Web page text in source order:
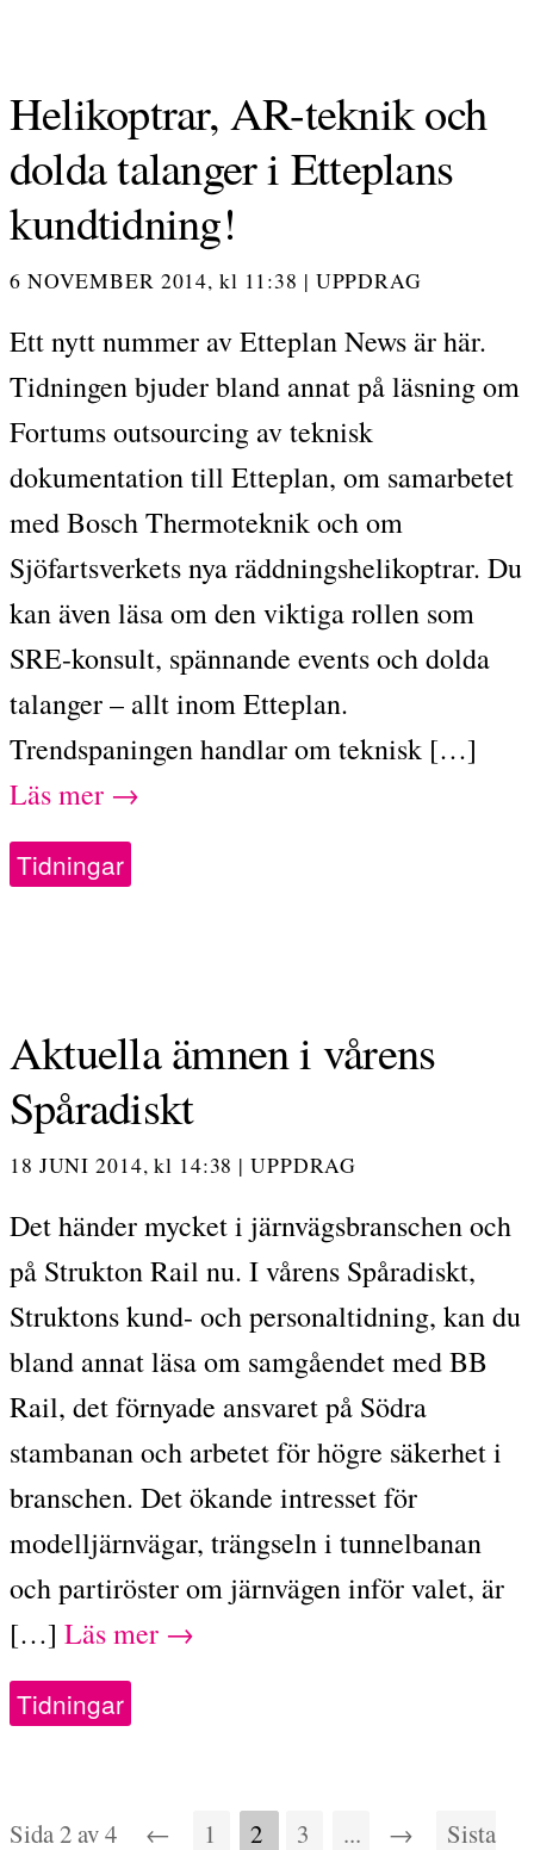
Helikoptrar, AR-teknik och
dolda talanger i Etteplans
kundtidning!
6 NOVEMBER 2014, kl 11:38 | UPPDRAG
Ett nytt nummer av Etteplan News är här.
Tidningen bjuder bland annat på läsning om
Fortums outsourcing av teknisk
dokumentation till Etteplan, om samarbetet
med Bosch Thermoteknik och om
Sjöfartsverkets nya räddningshelikoptrar. Du
kan även läsa om den viktiga rollen som
SRE-konsult, spännande events och dolda
talanger – allt inom Etteplan.
Trendspaningen handlar om teknisk […]
Läs mer →
Tidningar
Aktuella ämnen i vårens
Spåradiskt
18 JUNI 2014,kl 14:38 |UPPDRAG
Det händer mycket i järnvägsbranschen och
på Strukton Rail nu. I vårens Spåradiskt,
Struktons kund- och personaltidning, kan du
bland annat läsa om samgåendet med BB
Rail, det förnyade ansvaret på Södra
stambanan och arbetet för högre säkerhet i
branschen. Det ökande intresset för
modelljärnvägar, trängseln i tunnelbanan
och partiröster om järnvägen inför valet, är
[…] Läs mer →
Tidningar
Sida 2 av 4 ← 1 2 3 ... → Sista